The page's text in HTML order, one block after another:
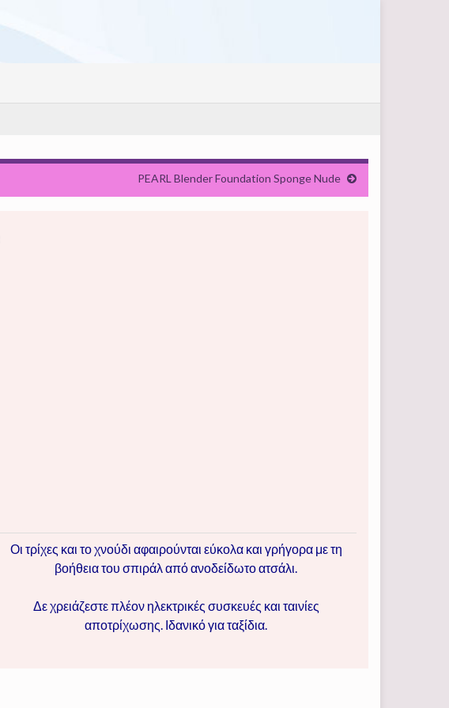
PEARL Blender Foundation Sponge Nude
Οι τρίχες και το χνούδι αφαιρούνται εύκολα και γρήγορα με τη
βοήθεια του σπιράλ από ανοδείδωτο ατσάλι.
Δε χρειάζεστε πλέον ηλεκτρικές συσκευές και ταινίες
αποτρίχωσης. Ιδανικό για ταξίδια.